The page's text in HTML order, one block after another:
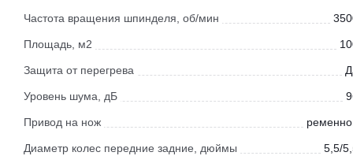
Частота вращения шпинделя, об/мин
Площадь, м2
Защита от перегрева
Уровень шума, дБ
Привод на нож
Диаметр колес передние задние, дюймы 5,5/